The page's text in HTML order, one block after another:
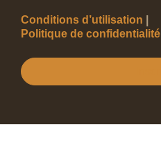
Conditions d’utilisation
Politique de confidentialité